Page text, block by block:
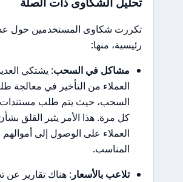
تكررت شكاوى المستخدمين حول
رئيسية، منها:
مشاكل في السحب: يشتكي
العملاء من التأخير في معالجة
السحب، حيث يتم طلب
كل مرة. هذا الأمر يثير القلق
العملاء على الوصول إلى
المناسب.
تلاعب بالأسعار: هناك تقارير عن